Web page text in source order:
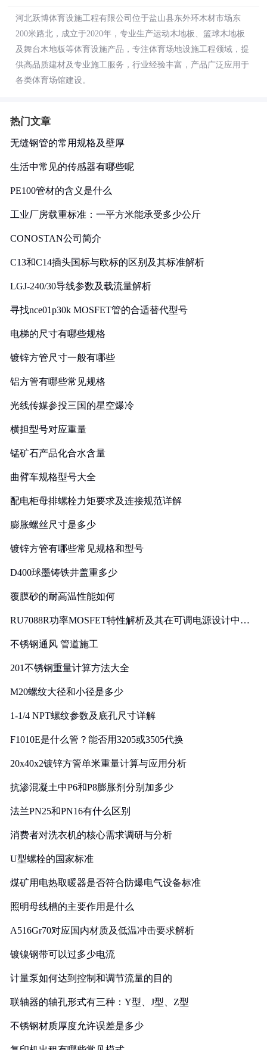
河北跃博体育设施工程有限公司位于盐山县东外环木材市场东
200米路北，成立于2020年，专业生产运动木地板、篮球木地板
及舞台木地板等体育设施产品，专注体育场地设施工程领域，提
供高品质建材及专业施工服务，行业经验丰富，产品广泛应用于
各类体育场馆建设。
热门文章
无缝钢管的常用规格及壁厚
生活中常见的传感器有哪些呢
PE100管材的含义是什么
工业厂房载重标准：一平方米能承受多少公斤
CONOSTAN公司简介
C13和C14插头国标与欧标的区别及其标准解析
LGJ-240/30导线参数及载流量解析
寻找nce01p30k MOSFET管的合适替代型号
电梯的尺寸有哪些规格
镀锌方管尺寸一般有哪些
铝方管有哪些常见规格
光线传媒参投三国的星空爆冷
横担型号对应重量
锰矿石产品化合水含量
曲臂车规格型号大全
配电柜母排螺栓力矩要求及连接规范详解
膨胀螺丝尺寸是多少
镀锌方管有哪些常见规格和型号
D400球墨铸铁井盖重多少
覆膜砂的耐高温性能如何
RU7088R功率MOSFET特性解析及其在可调电源设计中的
不锈钢通风 管道施工
201不锈钢重量计算方法大全
M20螺纹大径和小径是多少
1-1/4 NPT螺纹参数及底孔尺寸详解
F1010E是什么管？能否用3205或3505代换
20x40x2镀锌方管单米重量计算与应用分析
抗渗混凝土中P6和P8膨胀剂分别加多少
法兰PN25和PN16有什么区别
消费者对洗衣机的核心需求调研与分析
U型螺栓的国家标准
煤矿用电热取暖器是否符合防爆电气设备标准
照明母线槽的主要作用是什么
A516Gr70对应国内材质及低温冲击要求解析
镀镍钢带可以过多少电流
计量泵如何达到控制和调节流量的目的
联轴器的轴孔形式有三种：Y型、J型、Z型
不锈钢材质厚度允许误差是多少